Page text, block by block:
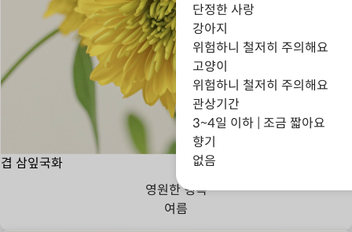
겹 삼잎국화
영원한 행복
여름
단정한 사랑
강아지
위험하니 철저히 주의해요
고양이
위험하니 철저히 주의해요
관상기간
3~4일 이하 | 조금 짧아요
향기
없음